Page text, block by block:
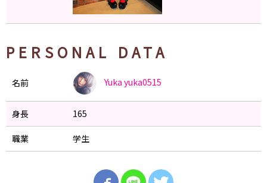
PERSONAL DATA
名前 Yuka yuka0515
身長 165
職業 学生